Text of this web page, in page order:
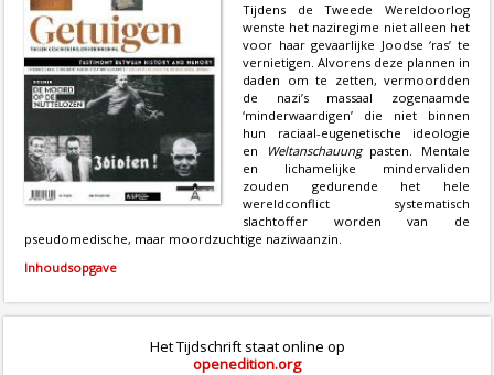
Tijdens de Tweede Wereldoorlog
wenste het naziregime niet alleen het
voor haar gevaarlijke Joodse ‘ras’ te
vernietigen. Alvorens deze plannen in
daden om te zetten, vermoordden
de nazi’s massaal zogenaamde
‘minderwaardigen’ die niet binnen
hun raciaal-eugenetische ideologie
en
Weltanschauungpasten. Mentale
en lichamelijke mindervaliden
zouden gedurende het hele
wereldconflict systematisch
slachtoffer worden van de
pseudomedische, maar moordzuchtige naziwaanzin.
Inhoudsopgave
Het Tijdschrift staat online op
openedition.org